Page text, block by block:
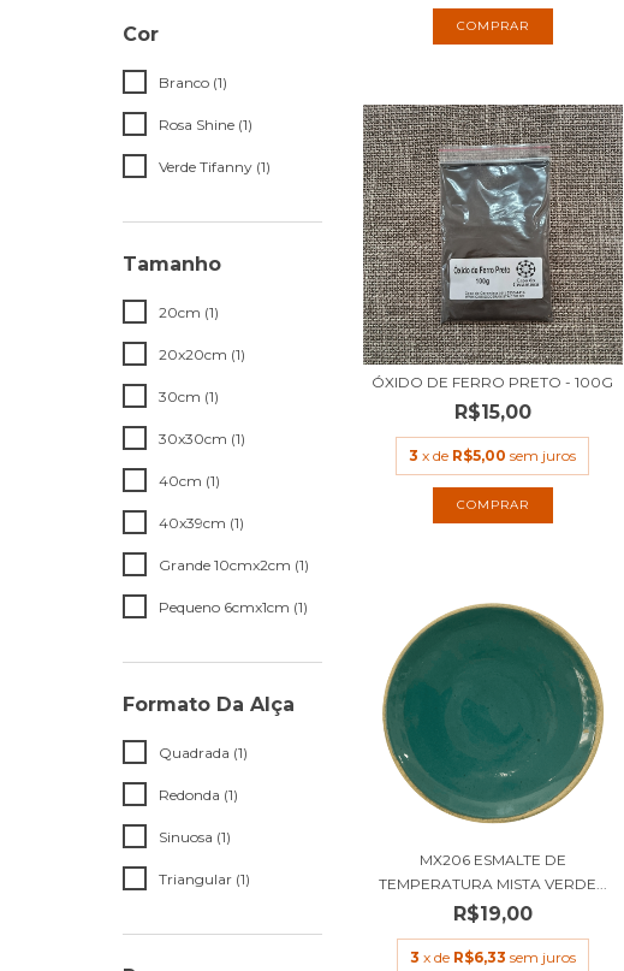
Cor
Branco (1)
Rosa Shine (1)
Verde Tifanny (1)
Tamanho
20cm (1)
20x20cm (1)
30cm (1)
30x30cm (1)
40cm (1)
40x39cm (1)
Grande 10cmx2cm (1)
Pequeno 6cmx1cm (1)
Formato Da Alça
Quadrada (1)
Redonda (1)
Sinuosa (1)
Triangular (1)
ÓXIDO DE FERRO PRETO - 100G
R$15,00
3 x de R$5,00 sem juros
MX206 ESMALTE DE
TEMPERATURA MISTA VERDE...
R$19,00
3 x de R$6,33 sem juros